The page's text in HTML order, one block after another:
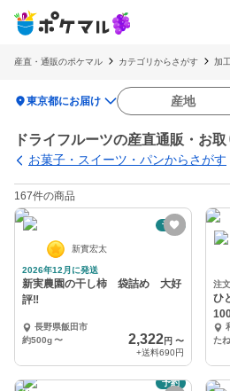
産直・通販のポケマル カテゴリからさがす 加
location_on東京都にお届け 産地
ドライフルーツの産直通販・お
お菓子・スイーツ・パンからさがす
167件の商品
予約
新實宏太
2026年12月に発送
新実農園の干し柿 袋詰め 大好
評‼️
長野県飯田市
約500g〜 2,322円 〜
+送料690円
注
ひ
使
予約